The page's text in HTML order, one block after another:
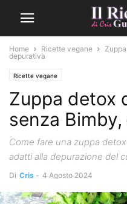
Home Ricette vegane
depurativa
Ricette vegane
Zuppa detox
senza
Come fare una zuppa
adatti alla depurazione del
Di Cris - 4 Agosto 2024